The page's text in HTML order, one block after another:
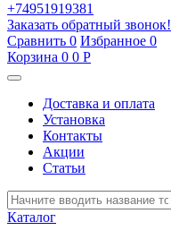
+74951919381
Заказать обратный звонок!
Сравнить 0 Избранное 0
Корзина 0 0 Р
Доставка и оплата
Установка
Контакты
Акции
Статьи
Каталог